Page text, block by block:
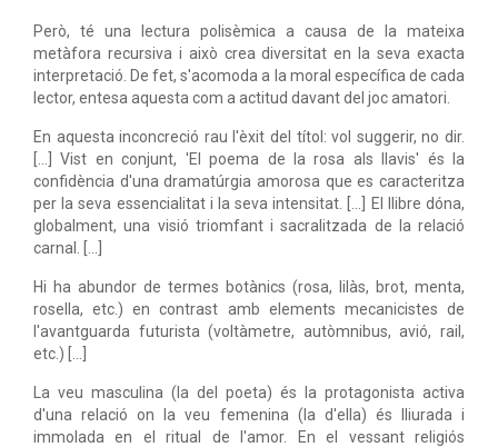
Però, té una lectura polisèmica a causa de la mateixa
metàfora recursiva i això crea diversitat en la seva exacta
interpretació. De fet, s'acomoda a la moral específica de cada
lector, entesa aquesta com a actitud davant del joc amatori.
En aquesta inconcreció rau l'èxit del títol: vol suggerir, no dir.
[...] Vist en conjunt, 'El poema de la rosa als llavis' és la
confidència d'una dramatúrgia amorosa que es caracteritza
per la seva essencialitat i la seva intensitat. [...] El llibre dóna,
globalment, una visió triomfant i sacralitzada de la relació
carnal. [...]
Hi ha abundor de termes botànics (rosa, lilàs, brot, menta,
rosella, etc.) en contrast amb elements mecanicistes de
l'avantguarda futurista (voltàmetre, autòmnibus, avió, rail,
etc.) [...]
La veu masculina (la del poeta) és la protagonista activa
d'una relació on la veu femenina (la d'ella) és lliurada i
immolada en el ritual de l'amor. En el vessant religiós